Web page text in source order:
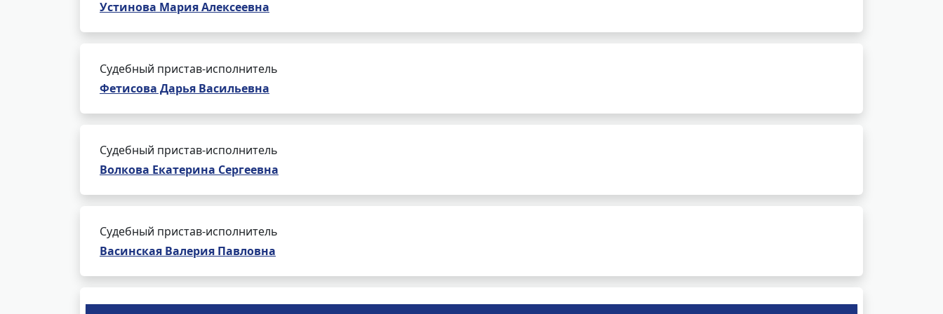
Устинова Мария Алексеевна
Судебный пристав-исполнитель
Фетисова Дарья Васильевна
Судебный пристав-исполнитель
Волкова Екатерина Сергеевна
Судебный пристав-исполнитель
Васинская Валерия Павловна